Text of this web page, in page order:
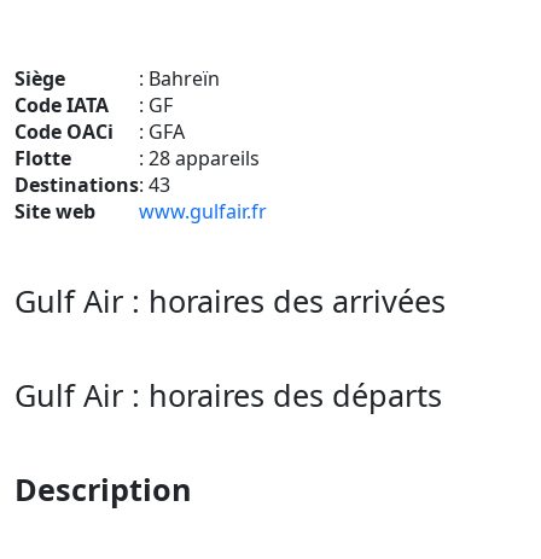
Siège
: Bahreïn
Code IATA
: GF
Code OACi
: GFA
Flotte
: 28 appareils
Destinations: 43
Site web
www.gulfair.fr
Gulf Air : horaires des arrivées
Gulf Air : horaires des départs
Description